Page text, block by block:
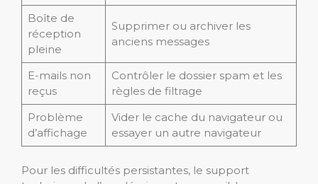
Boîte de
réception
pleine
Supprimer ou archiver les
anciens messages
E-mails non
reçus
Contrôler le dossier spam et les
règles de filtrage
Problème
d’affichage
Vider le cache du navigateur ou
essayer un autre navigateur
Pour les difficultés persistantes, le support